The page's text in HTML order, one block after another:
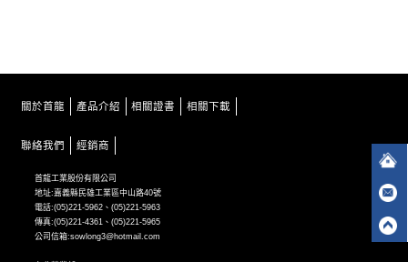
關於首龍 產品介紹 相關證書 相關下載
聯絡我們 經銷商
首龍工業股份有限公司
地址:嘉義縣民雄工業區中山路40號
電話:(05)221-5962、(05)221-5963
傳真:(05)221-4361、(05)221-5965
公司信箱:sowlong3@hotmail.com